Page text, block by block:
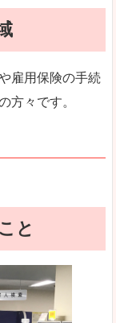
雇用保険の手続
方々です。
と